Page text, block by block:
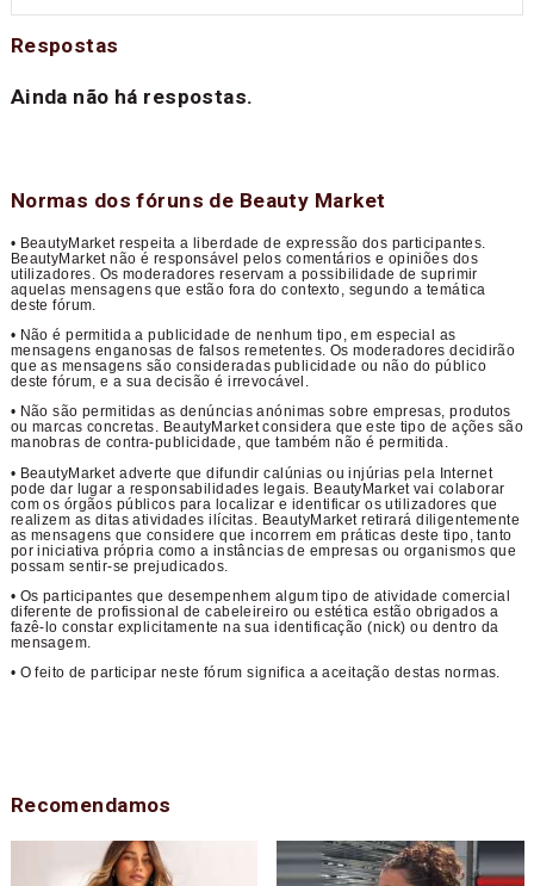
Respostas
Ainda não há respostas.
Normas dos fóruns de Beauty Market
• BeautyMarket respeita a liberdade de expressão dos participantes.
BeautyMarket não é responsável pelos comentários e opiniões dos
utilizadores. Os moderadores reservam a possibilidade de suprimir
aquelas mensagens que estão fora do contexto, segundo a temática
deste fórum.
• Não é permitida a publicidade de nenhum tipo, em especial as
mensagens enganosas de falsos remetentes. Os moderadores decidirão
que as mensagens são consideradas publicidade ou não do público
deste fórum, e a sua decisão é irrevocável.
• Não são permitidas as denúncias anónimas sobre empresas, produtos
ou marcas concretas. BeautyMarket considera que este tipo de ações são
manobras de contra-publicidade, que também não é permitida.
• BeautyMarket adverte que difundir calúnias ou injúrias pela Internet
pode dar lugar a responsabilidades legais. BeautyMarket vai colaborar
com os órgãos públicos para localizar e identificar os utilizadores que
realizem as ditas atividades ilícitas. BeautyMarket retirará diligentemente
as mensagens que considere que incorrem em práticas deste tipo, tanto
por iniciativa própria como a instâncias de empresas ou organismos que
possam sentir-se prejudicados.
• Os participantes que desempenhem algum tipo de atividade comercial
diferente de profissional de cabeleireiro ou estética estão obrigados a
fazê-lo constar explicitamente na sua identificação (nick) ou dentro da
mensagem.
• O feito de participar neste fórum significa a aceitação destas normas.
Recomendamos